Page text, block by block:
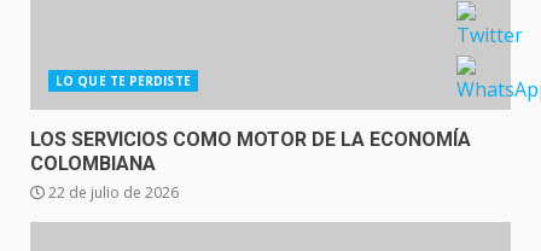
LO QUE TE PERDISTE
LOS SERVICIOS COMO MOTOR DE LA ECONOMÍA
COLOMBIANA
22 de julio de 2026